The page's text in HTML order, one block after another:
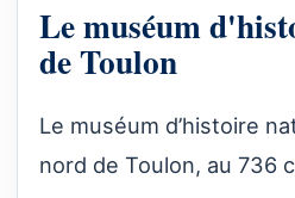
Le muséum
de Toulon
Le muséum d’histoire
nord de Toulon, au 736